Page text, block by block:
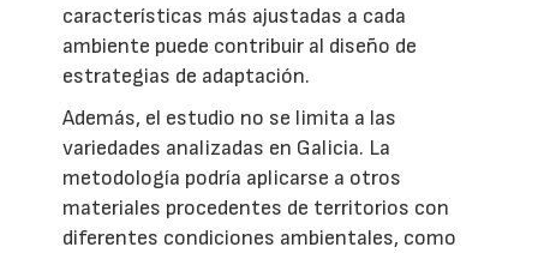
características más ajustadas a cada
ambiente puede contribuir al diseño de
estrategias de adaptación.
Además, el estudio no se limita a las
variedades analizadas en Galicia. La
metodología podría aplicarse a otros
materiales procedentes de territorios con
diferentes condiciones ambientales, como